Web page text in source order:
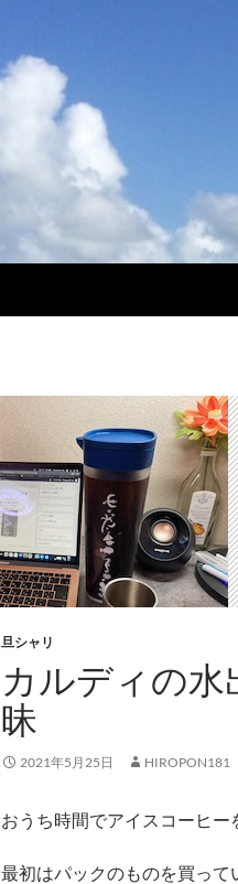
旦シャリ
カルディの
昧
2021年5月25日 HIROPON181
おうち時間でアイスコーヒー
最初はパックのものを買っ